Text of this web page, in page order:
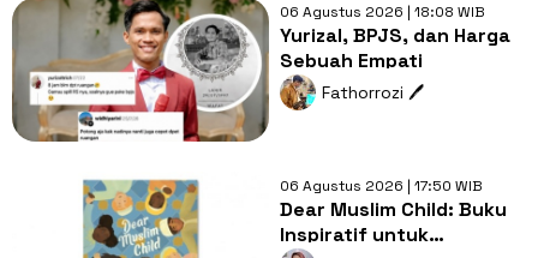
06 Agustus 2026 | 18:08 WIB
Yurizal, BPJS, dan Harga
Sebuah Empati
Fathorrozi 🖊️
06 Agustus 2026 | 17:50 WIB
Dear Muslim Child: Buku
Inspiratif untuk